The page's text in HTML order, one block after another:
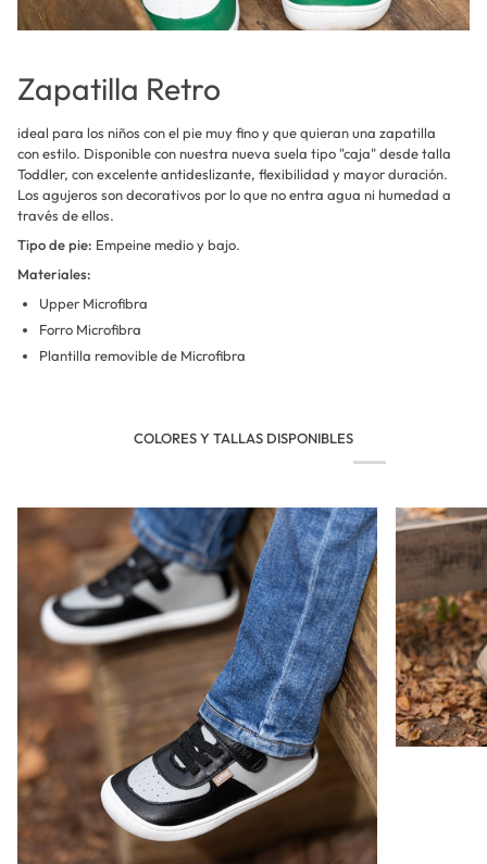
Zapatilla Retro
ideal para los niños con el pie muy fino y que quieran una zapatilla
con estilo. Disponible con nuestra nueva suela tipo "caja" desde talla
Toddler, con excelente antideslizante, flexibilidad y mayor duración.
Los agujeros son decorativos por lo que no entra agua ni humedad a
través de ellos.
Tipo de pie: Empeine medio y bajo.
Materiales:
Upper Microfibra
Forro Microfibra
Plantilla removible de Microfibra
COLORES Y TALLAS DISPONIBLES